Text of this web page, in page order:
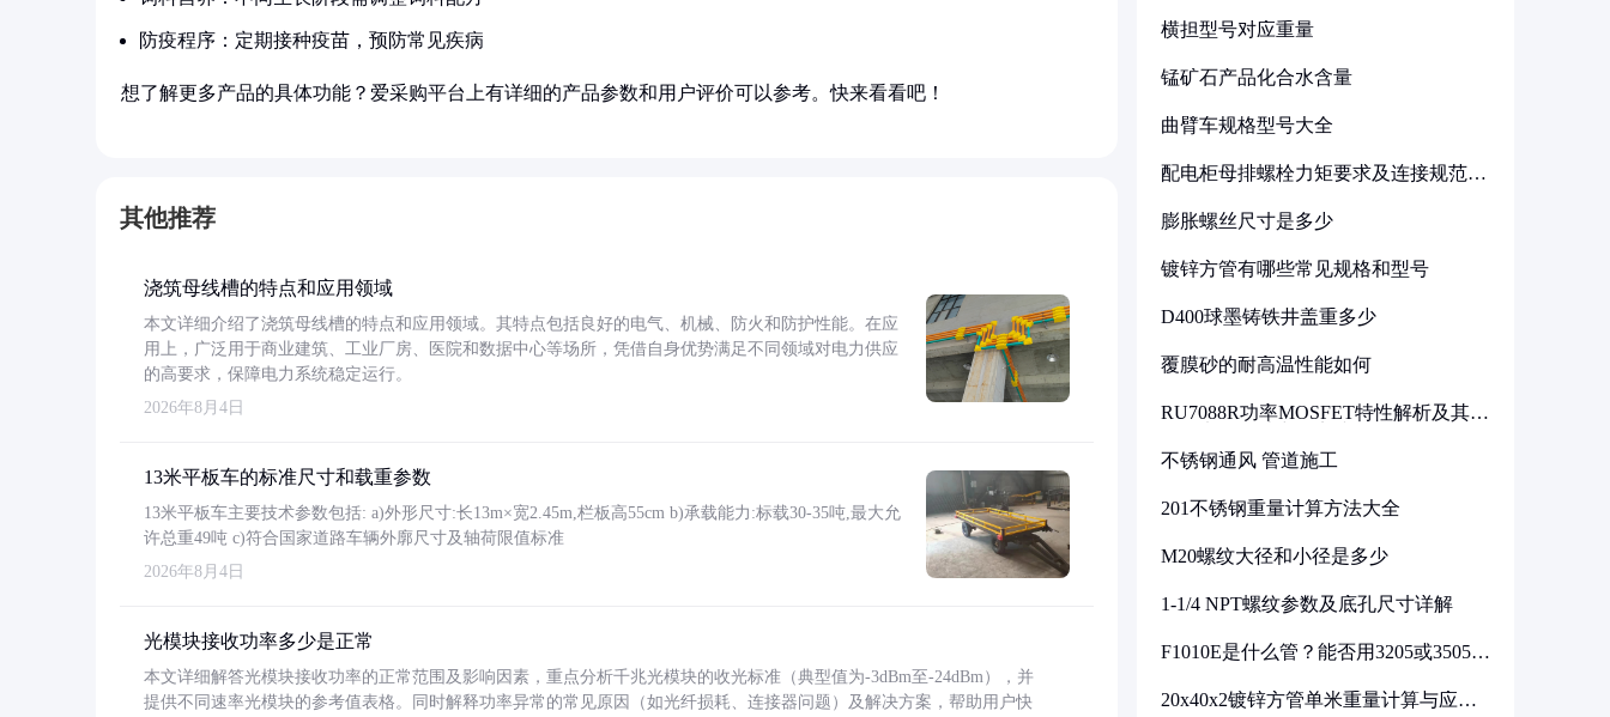
防疫程序：定期接种疫苗，预防常见疾病
想了解更多产品的具体功能？爱采购平台上有详细的产品参数和用户评价可以参考。快来看看吧！
其他推荐
浇筑母线槽的特点和应用领域
本文详细介绍了浇筑母线槽的特点和应用领域。其特点包括良好的电气、机械、防火和防护性能。在应
用上，广泛用于商业建筑、工业厂房、医院和数据中心等场所，凭借自身优势满足不同领域对电力供应
的高要求，保障电力系统稳定运行。
2026年8月4日
13米平板车的标准尺寸和载重参数
13米平板车主要技术参数包括: a)外形尺寸:长13m×宽2.45m,栏板高55cm b)承载能力:标载30-35吨,最大允
许总重49吨 c)符合国家道路车辆外廓尺寸及轴荷限值标准
2026年8月4日
光模块接收功率多少是正常
本文详细解答光模块接收功率的正常范围及影响因素，重点分析千兆光模块的收光标准（典型值为-3dBm至-24dBm），并
提供不同速率光模块的参考值表格。同时解释功率异常的常见原因（如光纤损耗、连接器问题）及解决方案，帮助用户快
横担型号对应重量
锰矿石产品化合水含量
曲臂车规格型号大全
配电柜母排螺栓力矩要求及连接规范详
膨胀螺丝尺寸是多少
镀锌方管有哪些常见规格和型号
D400球墨铸铁井盖重多少
覆膜砂的耐高温性能如何
RU7088R功率MOSFET特性解析及其在
不锈钢通风 管道施工
201不锈钢重量计算方法大全
M20螺纹大径和小径是多少
1-1/4 NPT螺纹参数及底孔尺寸详解
F1010E是什么管？能否用3205或3505代
20x40x2镀锌方管单米重量计算与应用